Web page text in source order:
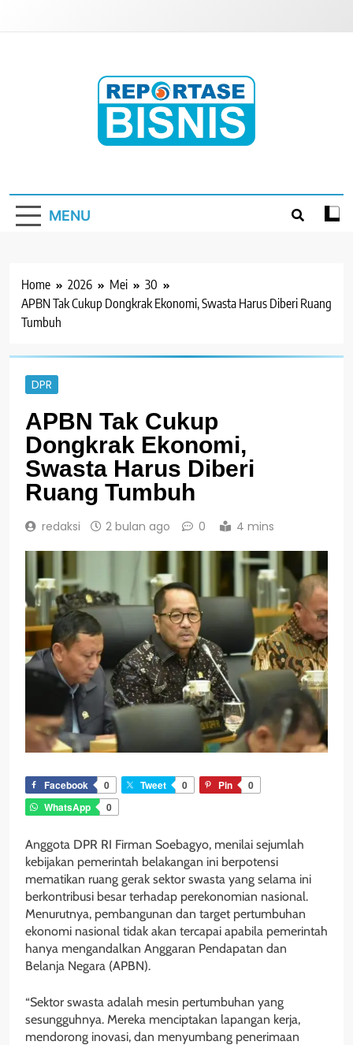
MENU
Home 2026 Mei
30
APBN Tak Cukup Dongkrak Ekonomi, Swasta Harus Diberi Ruang
Tumbuh
DPR
APBN Tak Cukup
Dongkrak Ekonomi,
Swasta Harus Diberi
Ruang Tumbuh
redaksi 2 bulan ago 0 4 mins
Facebook 0 Tweet 0 Pin
0
WhatsApp
0
Anggota DPR RI Firman Soebagyo, menilai sejumlah
kebijakan pemerintah belakangan ini berpotensi
mematikan ruang gerak sektor swasta yang selama ini
berkontribusi besar terhadap perekonomian nasional.
Menurutnya, pembangunan dan target pertumbuhan
ekonomi nasional tidak akan tercapai apabila pemerintah
hanya mengandalkan Anggaran Pendapatan dan
Belanja Negara (APBN).
“Sektor swasta adalah mesin pertumbuhan yang
sesungguhnya. Mereka menciptakan lapangan kerja,
mendorong inovasi, dan menyumbang penerimaan